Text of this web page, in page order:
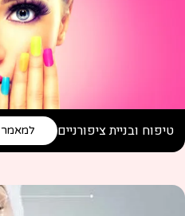
טיפוח ובניית ציפורניים למאמר